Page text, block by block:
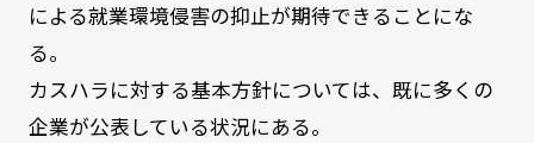
による就業環境侵害の抑止が期待できることにな
る。
カスハラに対する基本方針については、既に多くの
企業が公表している状況にある。